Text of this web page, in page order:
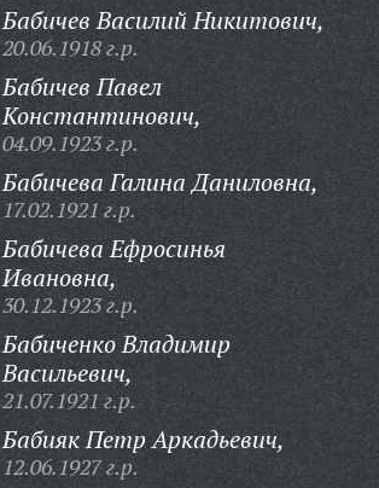
Бабичев Василий Никитович,
20.06.1918 г.р.
Бабичев Павел
Константинович,
04.09.1923 г.р.
Бабичева Галина Даниловна,
17.02.1921 г.р.
Бабичева Ефросинья
Ивановна,
30.12.1923 г.р.
Бабиченко Владимир
Васильевич,
21.07.1921 г.р.
Бабияк Петр Аркадьевич,
12.06.1927 г.р.